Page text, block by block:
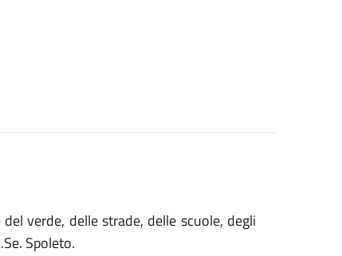
del verde, delle strade, delle scuole, degli
Spoleto.